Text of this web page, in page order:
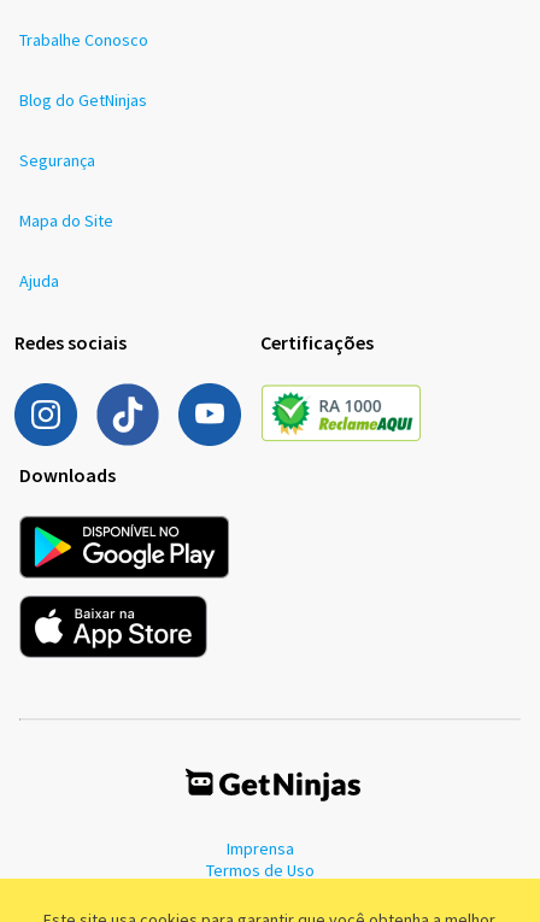
Trabalhe Conosco
Blog do GetNinjas
Segurança
Mapa do Site
Ajuda
Redes sociais Certificações
Downloads
Imprensa
Termos de Uso